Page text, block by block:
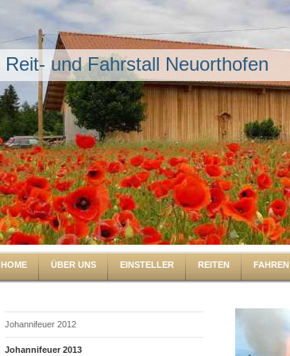
Reit- und Fahrstall Neuorthofen
HOME ÜBER UNS EINSTELLER REITEN FAHREN
Johannifeuer 2012
Johannifeuer 2013